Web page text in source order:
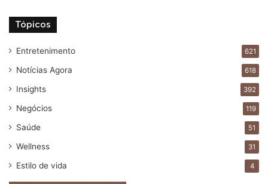
Tópicos
Entretenimento 621
Notícias Agora 618
Insights 392
Negócios 119
Saúde 51
Wellness 31
Estilo de vida 4